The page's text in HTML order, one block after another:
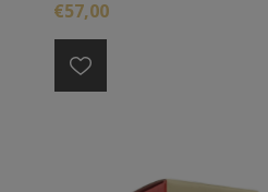
Glenfarclas 8Y 105 à l'ancienne.
€57,00